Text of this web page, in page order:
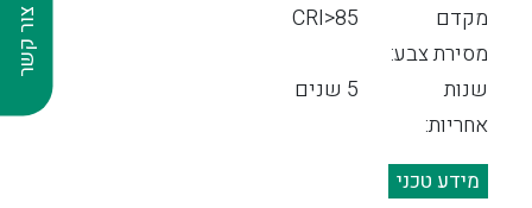
צור קשר
מקדם
מסירת צבע:
CRI>85
שנות
אחריות:
5 שנים
מידע טכני